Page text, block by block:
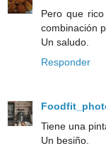
Pero que
combinación
Un saludo.
Responder
Tiene una
Un besiño.